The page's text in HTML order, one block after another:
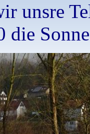
unsre
die